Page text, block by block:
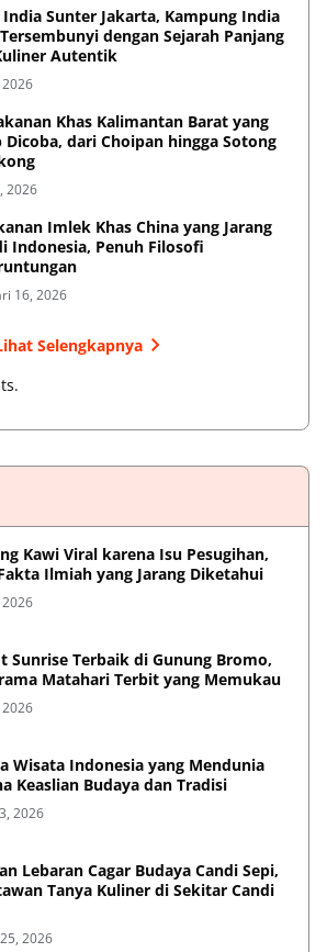
Sunter Jakarta, Kampung India
dengan Sejarah Panjang
Autentik
2026
Khas Kalimantan Barat yang
Dicoba, dari Choipan hingga Sotong
2026
Imlek Khas China yang Jarang
Indonesia, Penuh Filosofi
16, 2026
Selengkapnya
Kawi Viral karena Isu Pesugihan,
Ilmiah yang Jarang Diketahui
2026
Sunrise Terbaik di Gunung Bromo,
Matahari Terbit yang Memukau
2026
Wisata Indonesia yang Mendunia
Keaslian Budaya dan Tradisi
2026
Lebaran Cagar Budaya Candi Sepi,
Tanya Kuliner di Sekitar Candi
2026